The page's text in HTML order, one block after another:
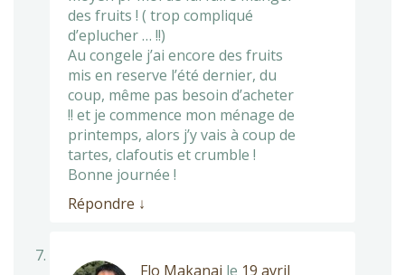
des fruits ! ( trop compliqué
d’eplucher … !!)
Au congele j’ai encore des fruits
mis en reserve l’été dernier, du
coup, même pas besoin d’acheter
!! et je commence mon ménage de
printemps, alors j’y vais à coup de
tartes, clafoutis et crumble !
Bonne journée !
Répondre ↓
Flo Makanai le 19 avril